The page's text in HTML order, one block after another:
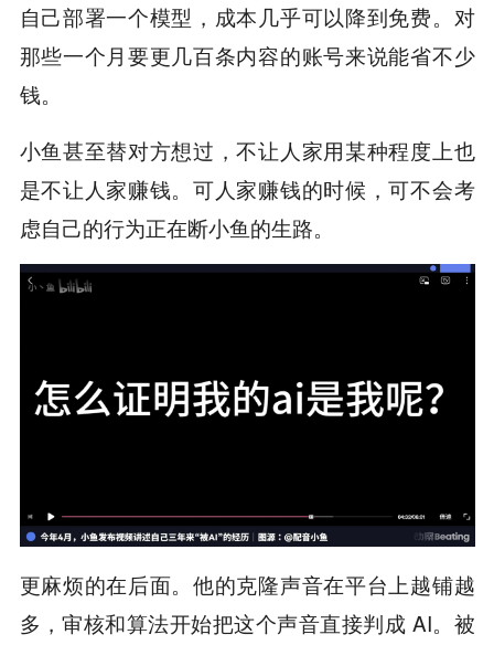
自己部署一个模型，成本几乎可以降到免费。对
那些一个月要更几百条内容的账号来说能省不少
钱。
小鱼甚至替对方想过，不让人家用某种程度上也
是不让人家赚钱。可人家赚钱的时候，可不会考
虑自己的行为正在断小鱼的生路。
更麻烦的在后面。他的克隆声音在平台上越铺越
多，审核和算法开始把这个声音直接判成 AI。被